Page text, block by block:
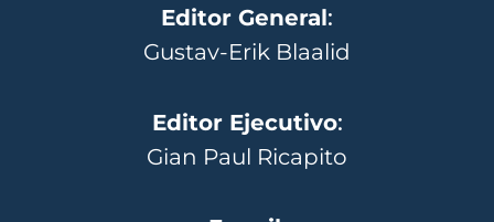
Editor General:
Gustav-Erik Blaalid
Editor Ejecutivo:
Gian Paul Ricapito